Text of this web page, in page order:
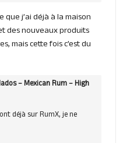
j’ai déjà à la maison
des nouveaux produits
mais cette fois c’est du
– Mexican Rum – High
déjà surRumX, je ne